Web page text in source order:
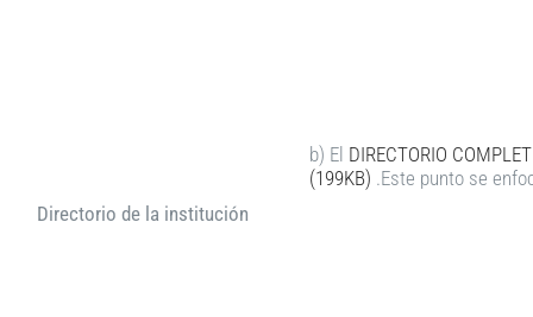
Directorio de la institución
b) El DIRECTORIO
(199KB) .Este punto se